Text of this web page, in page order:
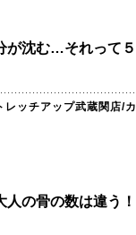
が沈む…それって
レッチアップ武蔵関店/
人の骨の数は違う